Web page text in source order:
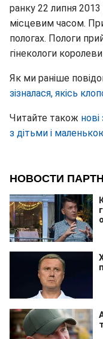
ранку 22 липня
місцевим часом.
пологах. Пологи
гінекологи
Як ми раніше
зізналася, якісь
Читайте також
з дітьми і